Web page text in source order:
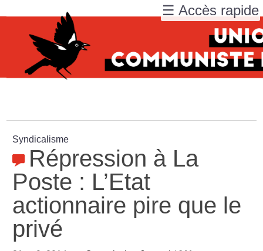
Syndicalisme
Répression à La
Poste : L’Etat
actionnaire pire que le
privé
☰ Accès rapide